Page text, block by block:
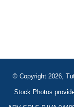
© Copyright 2026,
Stock Photos